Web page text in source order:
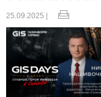
25.09.2025 |